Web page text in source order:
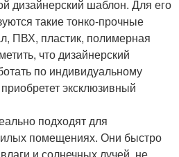
дизайнерский шаблон. Для его
такие тонко-прочные
ПВХ, пластик, полимерная
что дизайнерский
по индивидуальному
эксклюзивный
подходят для
помещениях. Они быстро